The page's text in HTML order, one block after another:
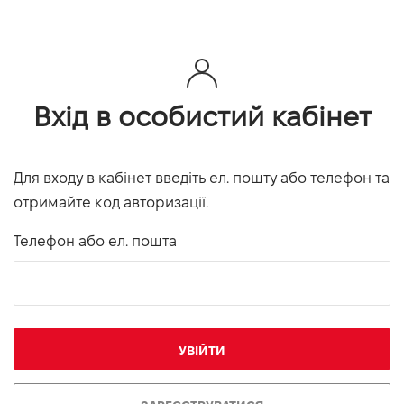
Вхід в особистий кабінет
Для входу в кабінет введіть ел. пошту або телефон та
отримайте код авторизації.
Телефон або ел. пошта
УВІЙТИ